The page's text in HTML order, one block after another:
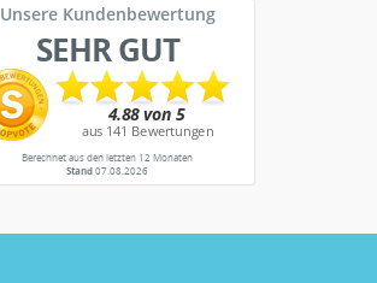
Unsere Kundenbewertung
SEHR GUT
Berechnet aus den letzten 12 Monaten
Stand07.08.2026